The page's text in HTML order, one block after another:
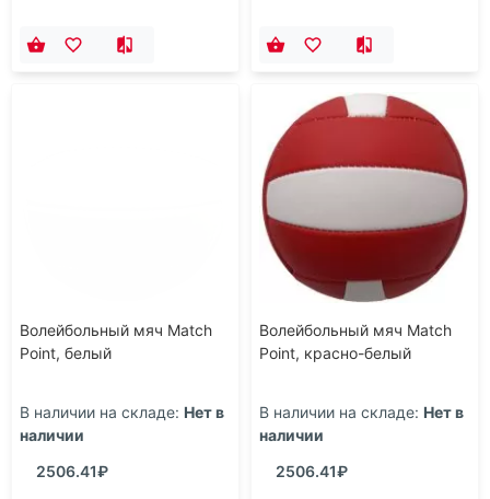
Волейбольный мяч Match
Point, белый
В наличии на складе: Нет в
наличии
2506.41₽
Волейбольный мяч Match
Point, красно-белый
В наличии на складе: Нет в
наличии
2506.41₽